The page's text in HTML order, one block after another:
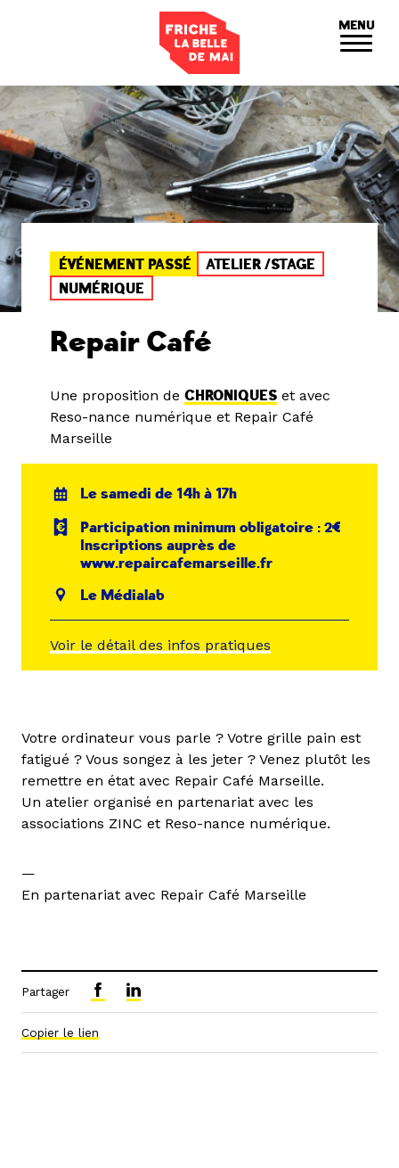
MENU
ÉVÉNEMENT PASSÉ
ATELIER /STAGE
NUMÉRIQUE
Repair Café
Une proposition de CHRONIQUES et avec
Reso­-nance numérique et Repair Café
Marseille
Le samedi de 14h à 17h
Participation minimum obligatoire : 2€
Inscriptions auprès de
www.repaircafemarseille.fr
Le Médialab
Voir le détail des infos pratiques
Votre ordinateur vous parle ? Votre grille pain est
fatigué ? Vous songez à les jeter ? Venez plutôt les
remettre en état avec Repair Café Marseille.
Un atelier organisé en partenariat avec les
associations ZINC et Reso­-nance numérique.
—
En partenariat avec Repair Café Marseille
Partager
Copier le lien
Panneau de gestion des cookies